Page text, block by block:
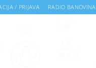
/ PRIJAVA RADIO BANOVINA